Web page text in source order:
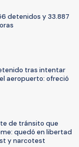
detenidos y 33.887
tras intentar
aeropuerto: ofreció
de tránsito que
quedó en libertad
y narcotest